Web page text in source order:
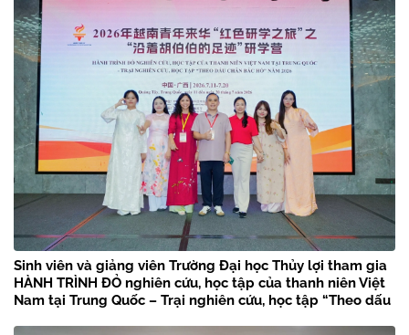
Sinh viên và giảng viên Trường Đại học Thủy lợi tham gia
HÀNH TRÌNH ĐỎ nghiên cứu, học tập của thanh niên Việt
Nam tại Trung Quốc – Trại nghiên cứu, học tập “Theo dấu